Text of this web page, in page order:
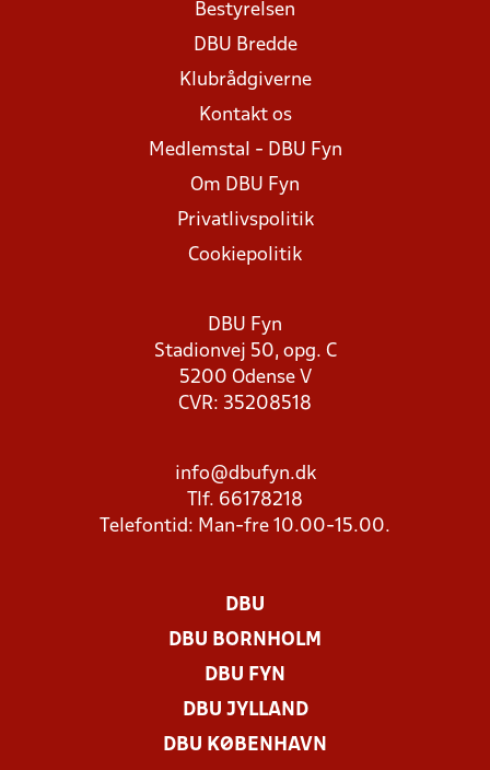
Bestyrelsen
DBU Bredde
Klubrådgiverne
Kontakt os
Medlemstal - DBU Fyn
Om DBU Fyn
Privatlivspolitik
Cookiepolitik
DBU Fyn
Stadionvej 50, opg. C
5200 Odense V
CVR: 35208518
info@dbufyn.dk
Tlf. 66178218
Telefontid: Man-fre 10.00-15.00.
DBU
DBU BORNHOLM
DBU FYN
DBU JYLLAND
DBU KØBENHAVN